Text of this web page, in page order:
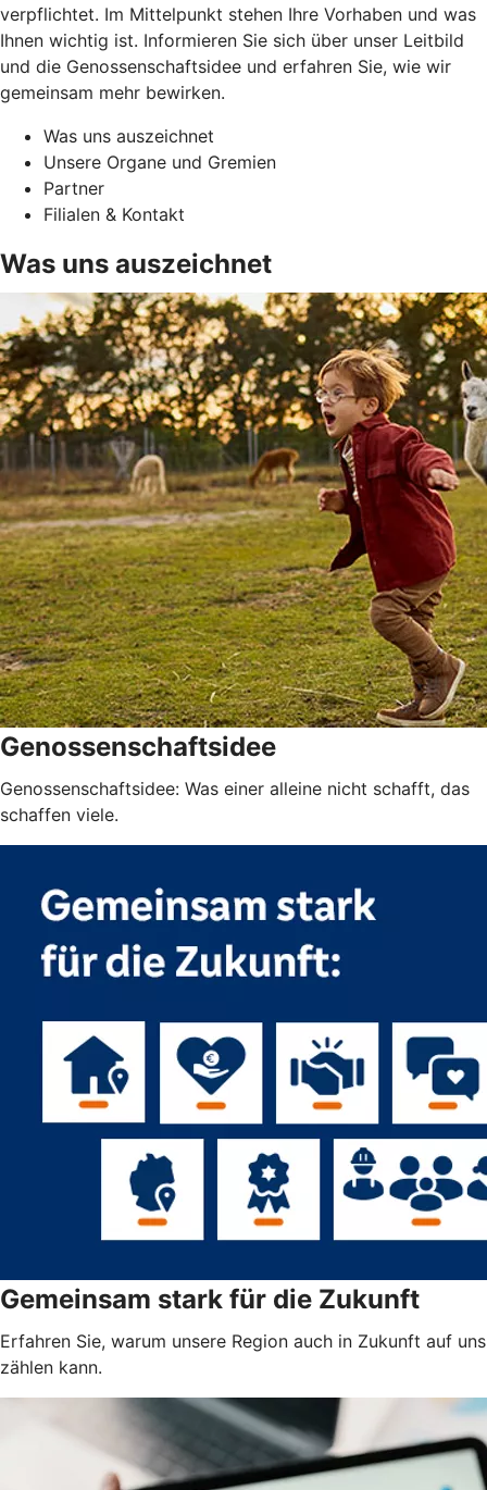
verpflichtet. Im Mittelpunkt stehen Ihre Vorhaben und was
Ihnen wichtig ist. Informieren Sie sich über unser Leitbild
und die Genossenschaftsidee und erfahren Sie, wie wir
gemeinsam mehr bewirken.
Was uns auszeichnet
Unsere Organe und Gremien
Partner
Filialen & Kontakt
Was uns auszeichnet
Genossenschaftsidee
Genossenschaftsidee: Was einer alleine nicht schafft, das
schaffen viele.
Gemeinsam stark für die Zukunft
Erfahren Sie, warum unsere Region auch in Zukunft auf uns
zählen kann.